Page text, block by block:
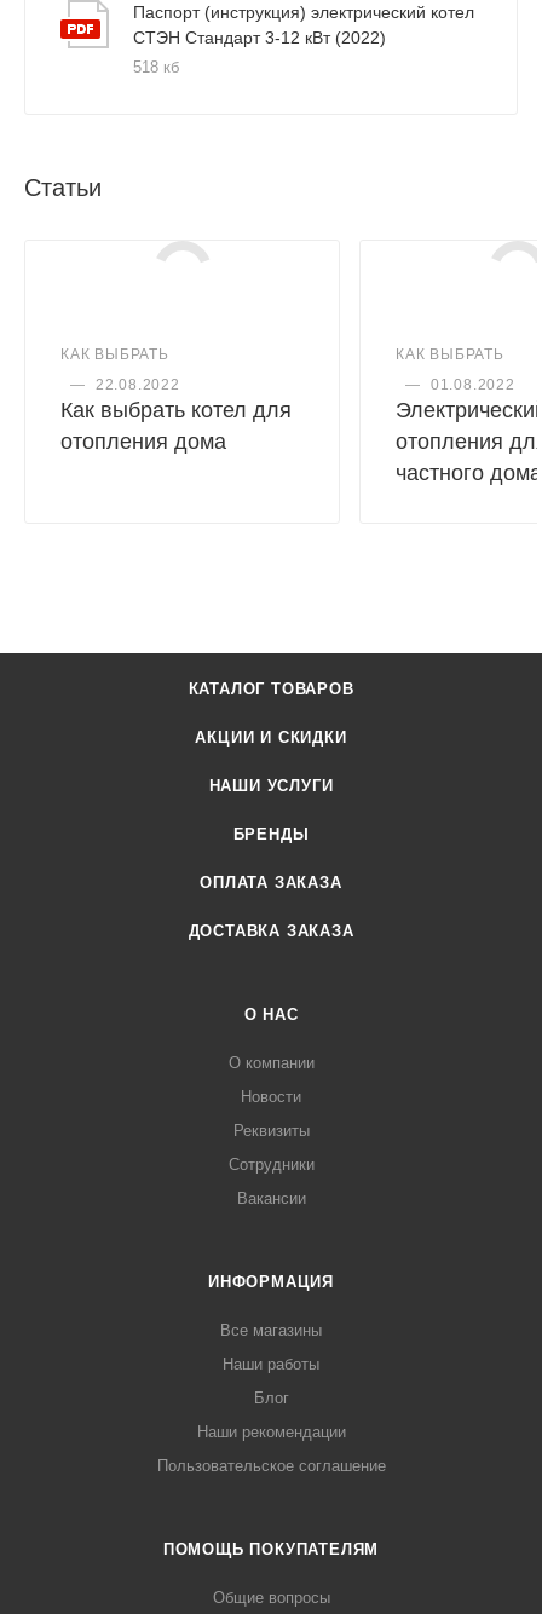
Паспорт (инструкция) электрический котел
СТЭН Стандарт 3-12 кВт (2022)
518 кб
Статьи
КАК ВЫБРАТЬ
—
22.08.2022
Как выбрать котел для
отопления дома
КАК ВЫБРАТЬ
—
01.08.2022
отопления
частного дома
КАТАЛОГ ТОВАРОВ
АКЦИИ И СКИДКИ
НАШИ УСЛУГИ
БРЕНДЫ
ОПЛАТА ЗАКАЗА
ДОСТАВКА ЗАКАЗА
О НАС
О компании
Новости
Реквизиты
Сотрудники
Вакансии
ИНФОРМАЦИЯ
Все магазины
Наши работы
Блог
Наши рекомендации
Пользовательское соглашение
ПОМОЩЬ ПОКУПАТЕЛЯМ
Общие вопросы